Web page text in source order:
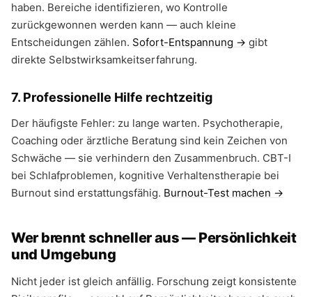
haben. Bereiche identifizieren, wo Kontrolle
zurückgewonnen werden kann — auch kleine
Entscheidungen zählen. Sofort-Entspannung → gibt
direkte Selbstwirksamkeitserfahrung.
7. Professionelle Hilfe rechtzeitig
Der häufigste Fehler: zu lange warten. Psychotherapie,
Coaching oder ärztliche Beratung sind kein Zeichen von
Schwäche — sie verhindern den Zusammenbruch. CBT-I
bei Schlafproblemen, kognitive Verhaltenstherapie bei
Burnout sind erstattungsfähig. Burnout-Test machen →
Wer brennt schneller aus — Persönlichkeit
und Umgebung
Nicht jeder ist gleich anfällig. Forschung zeigt konsistente